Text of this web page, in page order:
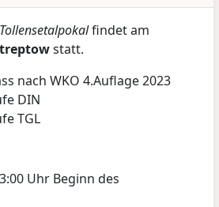
findet am
statt.
nach WKO 4.Auflage 2023
DIN
TGL
Uhr Beginn des